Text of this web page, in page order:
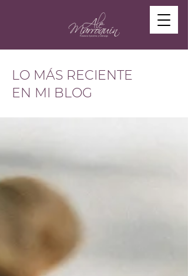
LO MÁS RECIENTE
EN MI BLOG